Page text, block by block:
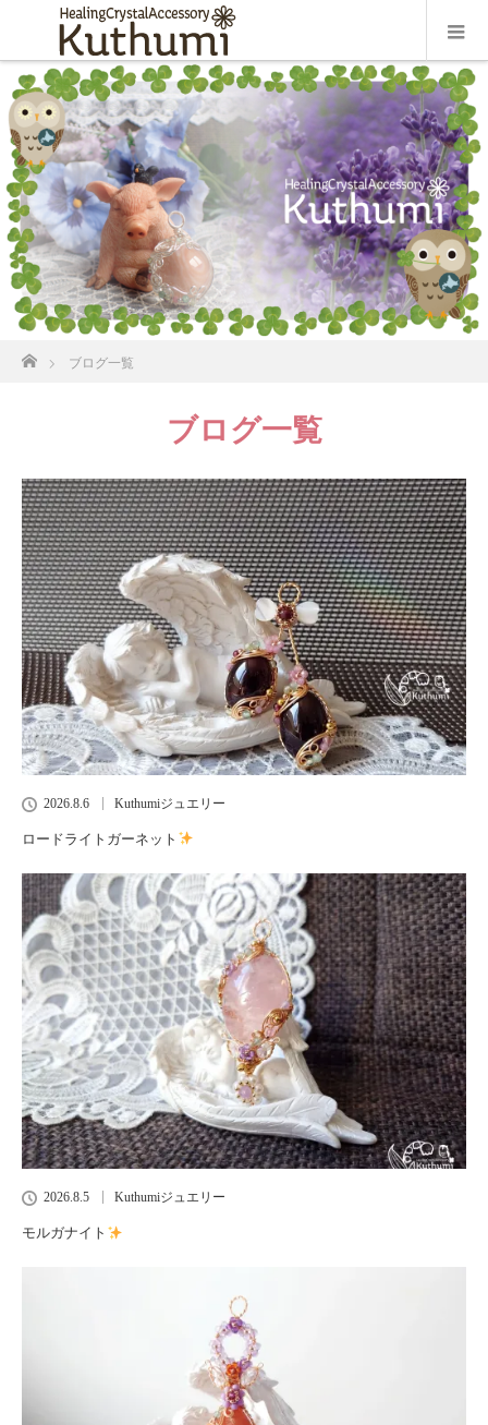
ブログ一覧
ブログ一覧
2026.8.6 Kuthumiジュエリー
ロードライトガーネット
2026.8.5 Kuthumiジュエリー
モルガナイト